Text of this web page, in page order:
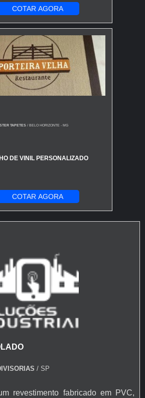
COTAR AGORA
TAPETES / BELO HORIZONTE - MG
DE VINIL PERSONALIZADO
COTAR AGORA
/ SP
revestimento fabricado em PVC,